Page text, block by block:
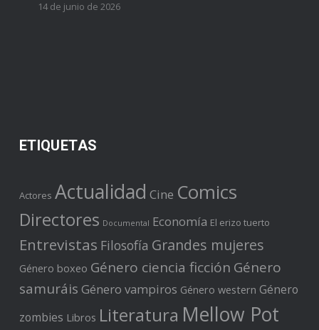
14 de junio de 2026
ETIQUETAS
Actores Actualidad Cine Comics
Directores Documental Economía El erizo tuerto
Entrevistas Filosofía Grandes mujeres
Género boxeo Género ciencia ficción Género
samuráis Género vampiros Género western Género
zombies Libros Literatura Mellow Pot